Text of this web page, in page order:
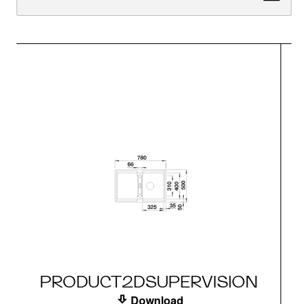
PRODUCT2DSUPERVISION
Download